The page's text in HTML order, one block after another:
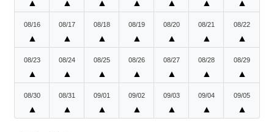
▲ ▲ ▲ ▲ ▲ ▲ ▲
08/16
▲
08/17
▲
08/18
▲
08/19
▲
08/20
▲
08/21
▲
08/22
▲
08/23
▲
08/24
▲
08/25
▲
08/26
▲
08/27
▲
08/28
▲
08/29
▲
08/30
▲
08/31
▲
09/01
▲
09/02
▲
09/03
▲
09/04
▲
09/05
▲